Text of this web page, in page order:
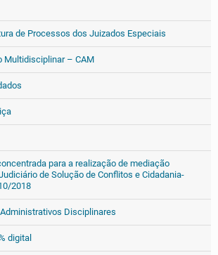
de Processos dos Juizados Especiais
Multidisciplinar – CAM
para a realização de mediação
de Solução de Conflitos e Cidadania-
2018
Disciplinares
digital